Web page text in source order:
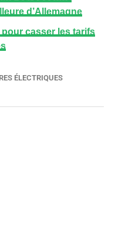
d’Allemagne
casser les tarifs
ÉLECTRIQUES